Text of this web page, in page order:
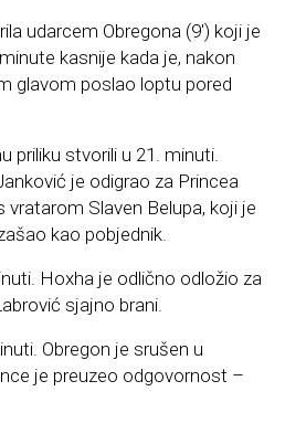
udarcem Obregona (9′) koji je
kasnije kada je, nakon
glavom poslao loptu pored
priliku stvorili u 21. minuti.
je odigrao za Princea
Slaven Belupa, koji je
kao pobjednik.
Hoxha je odlično odložio za
sjajno brani.
Obregon je srušen u
je preuzeo odgovornost –